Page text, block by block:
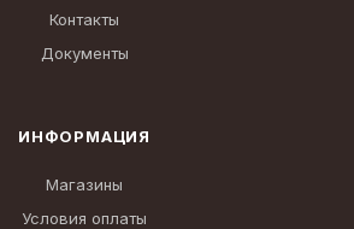
Контакты
Документы
ИНФОРМАЦИЯ
Магазины
Условия оплаты